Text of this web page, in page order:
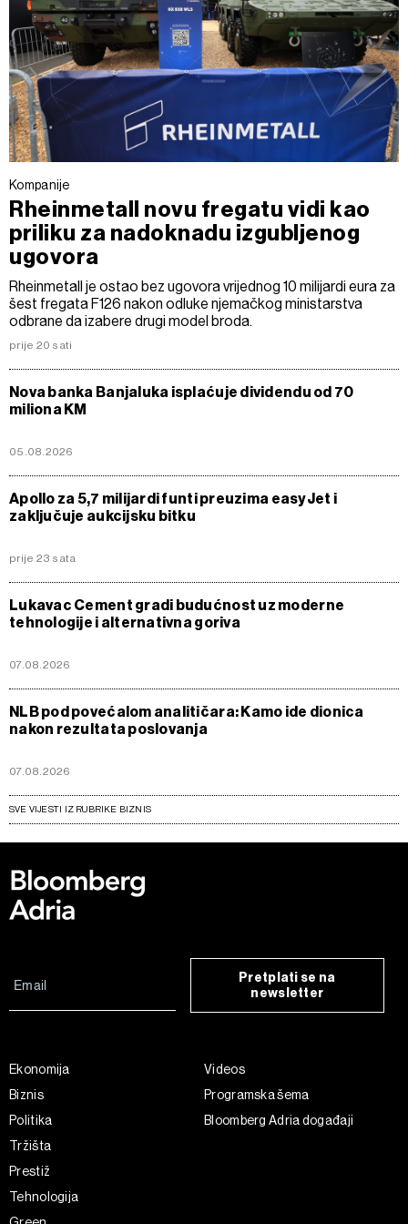
Kompanije
Rheinmetall novu fregatu vidi kao
priliku za nadoknadu izgubljenog
ugovora
Rheinmetall je ostao bez ugovora vrijednog 10 milijardi eura za
šest fregata F126 nakon odluke njemačkog ministarstva
odbrane da izabere drugi model broda.
prije 20 sati
Nova banka Banjaluka isplaćuje dividendu od 70
miliona KM
05.08.2026
Apollo za 5,7 milijardi funti preuzima easyJet i
zaključuje aukcijsku bitku
prije 23 sata
Lukavac Cement gradi budućnost uz moderne
tehnologije i alternativna goriva
07.08.2026
NLB pod povećalom analitičara: Kamo ide dionica
nakon rezultata poslovanja
07.08.2026
SVE VIJESTI IZ RUBRIKE BIZNIS
Pretplati se na
newsletter
Ekonomija
Biznis
Politika
Tržišta
Prestiž
Tehnologija
Videos
Programska šema
Bloomberg Adria događaji